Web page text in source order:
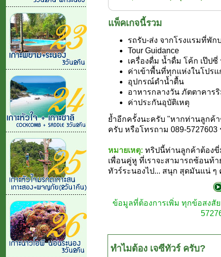
แพ็คเกจนี้รวม
รถรับ-ส่ง จากโรงแรมที่พัก
Tour Guidance
เครื่องดื่ม น้ำดื่ม โค้ก เป๊ป
ค่าเข้าพื้นที่ทุกแห่งในโปรแ
อุปกรณ์ดำน้ำตื้น
อาหารกลางวัน ภัตตาคาร
ค่าประกันอุบัติเหตุ
ย้ำอีกครั้งนะครับ "หากท่านลูกค้
ครับ หรือโทรถาม 089-5727603
หมายเหตุ: ทริปนี้ท่านลูกค้าต้องขี่
เพื่อนคู่หู ที่เราจะสามารถซ้อนท้
ทัวร์ระนองไป... สนุก สุดมันแน่ ๆ
ข้อมูลที่ต้องการเพิ่ม ทุกข้อสงสั
ทำไมต้อง เจซีทัวร์ ครับ?